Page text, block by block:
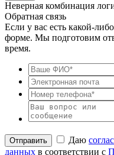
Неверная комбинация
Обратная связь
Если у вас есть какой-
форме. Мы подготовим
время.
Даю
данных в соответствии с